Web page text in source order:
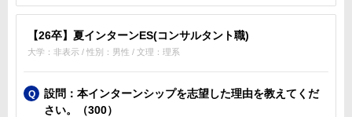
【26卒】夏インターンES(コンサルタント職)
大学：非表示 / 性別：男性 / 文理：理系
設問：本インターンシップを志望した理由を教えてくだ
さい。（300）